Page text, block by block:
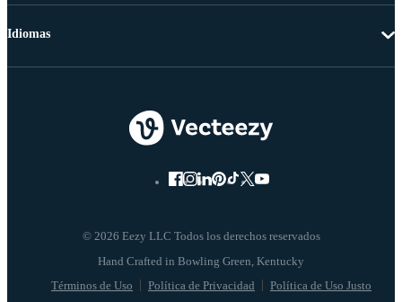
© 2026 Eezy LLC Todos los derechos reservados
Términos de Uso Política de Privacidad Política de Uso Justo
Idiomas